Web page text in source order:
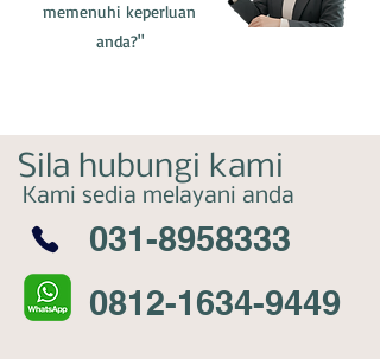
memenuhi keperluan
anda?"
Sila hubungi kami
Kami sedia melayani anda
031-8958333
0812-1634-9449